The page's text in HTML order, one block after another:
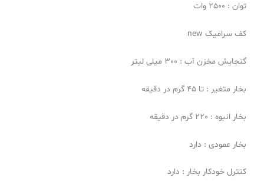
توان : 2500 وات
کف سرامیک new
گنجايش مخزن آب : 300 ميلى لیتر
بخار متغير : تا 45 گرم در دقيقه
بخار انبوه : 220 گرم در دقيقه
بخار عمودى : دارد
کنترل خودکار بخار : دارد